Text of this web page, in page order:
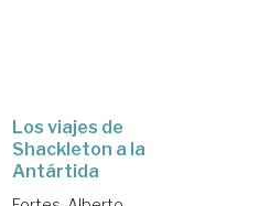
Los viajes de
Shackleton a la
Antártida